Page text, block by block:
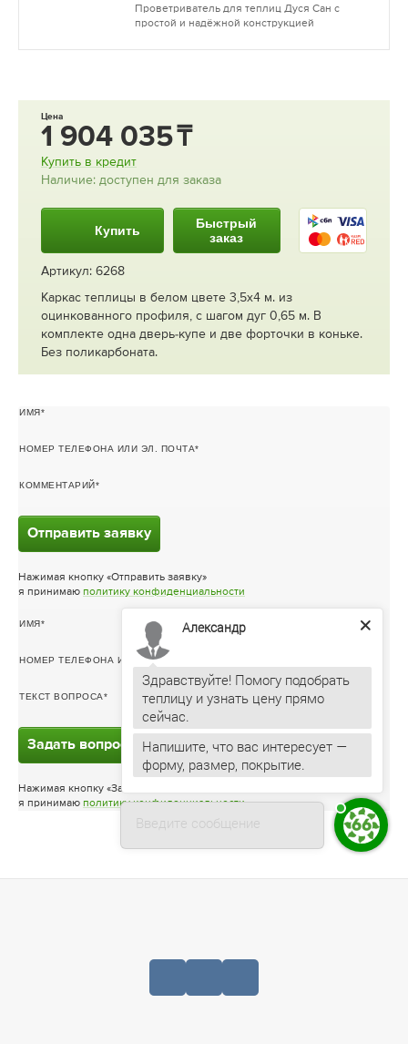
Проветриватель для теплиц Дуся Сан с
простой и надёжной конструкцией
Цена
1 904 035
Купить в кредит
Наличие: доступен для заказа
Купить
Быстрый
заказ
Артикул: 6268
Каркас теплицы в белом цвете 3,5х4 м. из
оцинкованного профиля, с шагом дуг 0,65 м. В
комплекте одна дверь-купе и две форточки в коньке.
Без поликарбоната.
ИМЯ
НОМЕР ТЕЛЕФОНА ИЛИ ЭЛ. ПОЧТА
КОММЕНТАРИЙ
Отправить заявку
Нажимая кнопку «Отправить заявку»
я принимаю политику конфиденциальности
ИМЯ
НОМЕР ТЕЛЕФОНА ИЛИ ЭЛ. ПОЧТА
ТЕКСТ ВОПРОСА
Задать вопрос
Нажимая кнопку «Задать вопрос»
я принимаю политику конфиденциальности
Введите сообщение
Александр
Здравствуйте! Помогу подобрать
теплицу и узнать цену прямо
Напишите, что вас интересует —
форму, размер, покрытие.